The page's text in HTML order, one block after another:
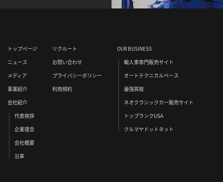
トップページ
ニュース
メディア
事業紹介
会社紹介
代表挨拶
企業理念
会社概要
沿革
リクルート
お問い合わせ
プライバシーポリシー
利用規約
OUR BUSINESS
輸入車専門販売サイト
オートテクニカルベース
最強買取
ネオクラシックカー販売サイト
トップランクUSA
クルマヤドットネット